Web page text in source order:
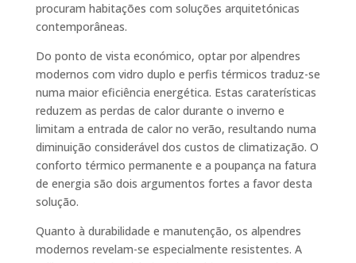
procuram habitações com soluções arquitetónicas
contemporâneas.
Do ponto de vista económico, optar por alpendres
modernos com vidro duplo e perfis térmicos traduz-se
numa maior eficiência energética. Estas caraterísticas
reduzem as perdas de calor durante o inverno e
limitam a entrada de calor no verão, resultando numa
diminuição considerável dos custos de climatização. O
conforto térmico permanente e a poupança na fatura
de energia são dois argumentos fortes a favor desta
solução.
Quanto à durabilidade e manutenção, os alpendres
modernos revelam-se especialmente resistentes. A